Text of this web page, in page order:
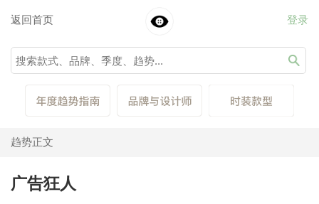
返回首页 登录
趋势正文
广告狂人